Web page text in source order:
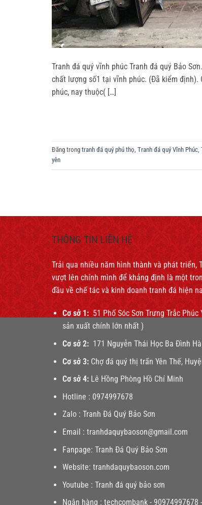
Tranh đá quý vĩnh phúc Tranh đá quý Bảo
chất lượng số1 tại vĩnh phúc. (Đã kiểm định).
phúc, ̣nay thuộc( […]
Đăng trong tranh đá quý phú thọ, Tranh đá quý Vĩnh Phúc,
yên
THÔNG TIN LIÊN HỆ
Trải qua nhiều năm hình thành và phát triển,
vượt lên chính mình để khảng định là một
đầu về chế tác và kinh doanh tranh đá hiện
Cơ sở 1:51 Phố Sóc Sơn Trưng Trắc Phúc
sản xuất chính lớn nhất )
Cơ sở 2:171 Nguyễn Thái Học Ba Đình
Cơ sở 3:Chợ đá quý thị trấn Yên Thế,
Cơ sở 4:Lê Hồng Phòng Hồ Chí Minh
Hotline : 0974997678
Zalo : Tranh Đá Quý Bảo Sơn
Email : tranhdaquybaoson@gmail.com
Fanpage: Tranh Đá Quý Bảo Sơn
Website: tranhdaquybaoson.com
Youtube : Tranh đá quý bảo sơn
Ngân hàng : techcombank - 90974997678